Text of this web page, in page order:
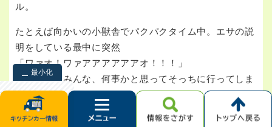
ル。
たとえば向かいの小獣舎でパクパクタイム中。エサの説
明をしている最中に突然
「ワァオ！ワァアアアアアアオ！！！」
お客さんはみんな、何事かと思ってそっちに行ってしま
います・・・
「ケンカしてるんだね」とよく言われますが、それは誤
最小化
検索
へ
クリア